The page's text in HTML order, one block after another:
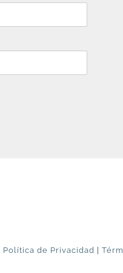
Política de Privacidad |